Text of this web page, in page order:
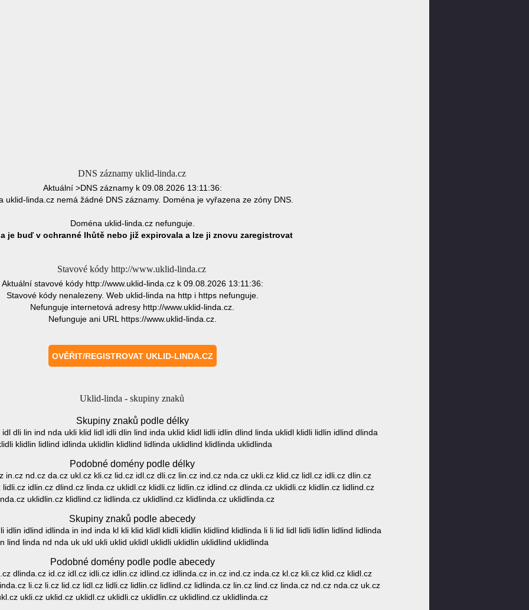
DNS záznamy uklid-linda.cz
Aktuální >DNS záznamy k 09.08.2026 13:11:36:
uklid-linda.cz nemá žádné DNS záznamy. Doména je vyřazena ze zóny DNS.
Doména uklid-linda.cz nefunguje.
je buď v ochranné lhůtě nebo již expirovala a lze ji znovu zaregistrovat
Stavové kódy http://www.uklid-linda.cz
Aktuální stavové kódy http://www.uklid-linda.cz k 09.08.2026 13:11:36:
Stavové kódy nenalezeny. Web uklid-linda na http i https nefunguje.
Nefunguje internetová adresy http://www.uklid-linda.cz.
Nefunguje ani URL https://www.uklid-linda.cz.
Uklid-linda - skupiny znaků
Skupiny znaků podle délky
dli lin ind nda ukli klid lidl idli dlin lind inda uklid klidl lidli idlin dlind linda uklidl klidli lidlin idlind dlinda
klidlin lidlind idlinda uklidlin klidlind lidlinda uklidlind klidlinda uklidlinda
Podobné domény podle délky
in.cz nd.cz da.cz ukl.cz kli.cz lid.cz idl.cz dli.cz lin.cz ind.cz nda.cz ukli.cz klid.cz lidl.cz idli.cz dlin.cz
idlin.cz dlind.cz linda.cz uklidl.cz klidli.cz lidlin.cz idlind.cz dlinda.cz uklidli.cz klidlin.cz lidlind.cz
uklidlin.cz klidlind.cz lidlinda.cz uklidlind.cz klidlinda.cz uklidlinda.cz
Skupiny znaků podle abecedy
idlin idlind idlinda in ind inda kl kli klid klidl klidli klidlin klidlind klidlinda li li lid lidl lidli lidlin lidlind lidlinda
lind linda nd nda uk ukl ukli uklid uklidl uklidli uklidlin uklidlind uklidlinda
Podobné domény podle podle abecedy
dlinda.cz id.cz idl.cz idli.cz idlin.cz idlind.cz idlinda.cz in.cz ind.cz inda.cz kl.cz kli.cz klid.cz klidl.cz
li.cz li.cz lid.cz lidl.cz lidli.cz lidlin.cz lidlind.cz lidlinda.cz lin.cz lind.cz linda.cz nd.cz nda.cz uk.cz
ukli.cz uklid.cz uklidl.cz uklidli.cz uklidlin.cz uklidlind.cz uklidlinda.cz